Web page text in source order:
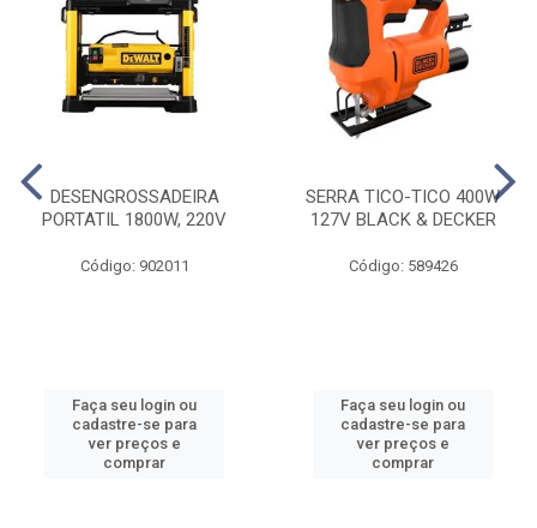
DESENGROSSADEIRA
PORTATIL 1800W, 220V
Código: 902011
Faça seu login ou
cadastre-se para
ver preços e
comprar
SERRA TICO-TICO 400W
127V BLACK & DECKER
Código: 589426
Faça seu login ou
cadastre-se para
ver preços e
comprar